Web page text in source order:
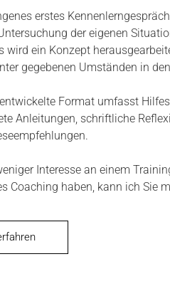
erstes
der eigenen
wird ein Konzept
gegebenen Umständen in
Format umfasst
Anleitungen, schriftliche
Interesse an einem
Coaching haben, kann ich Sie